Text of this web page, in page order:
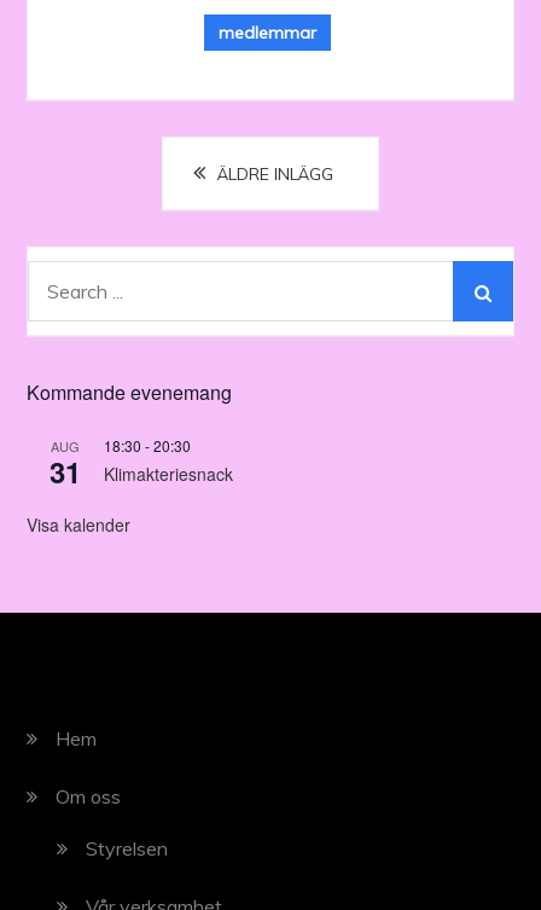
medlemmar
Inläggsnavigering
ÄLDRE INLÄGG
Kommande evenemang
AUG
31
18:30 -20:30
Klimakteriesnack
Visa kalender
Hem
Om oss
Styrelsen